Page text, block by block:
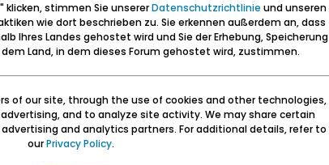
18. Jh.
10 Antworten
11.720 Hits
0 Likes
12.507 Hits
0 Likes
" klicken, stimmen Sie unsererDatenschutzrichtlinie und unseren
wie dort beschrieben zu. Sie erkennen außerdem an, dass
Ihres Landes gehostet wird und Sie der Erhebung, Speicherung
Land, in dem dieses Forum gehostet wird, zustimmen.
of our site, through the use of cookies and other technologies,
and to analyze site activity. We may share certain
and analytics partners. For additional details, refer to
ourPrivacy Policy.